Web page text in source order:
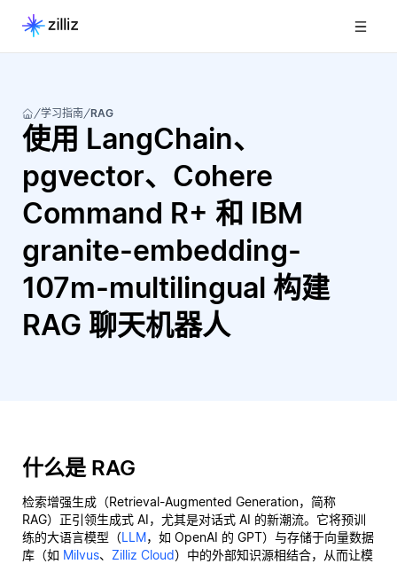
学习指南 RAG
使用 LangChain、
pgvector、Cohere
Command R+ 和 IBM
granite-embedding-
107m-multilingual 构建
RAG 聊天机器人
什么是 RAG
检索增强生成（Retrieval-Augmented Generation，简称
RAG）正引领生成式 AI，尤其是对话式 AI 的新潮流。它将预训
练的大语言模型（LLM，如 OpenAI 的 GPT）与存储于向量数据
库（如 Milvus、 Zilliz Cloud）中的外部知识源相结合，从而让模